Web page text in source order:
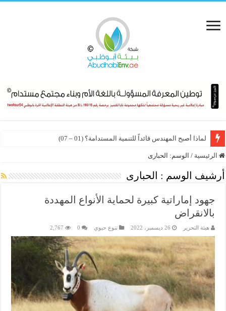
لماذا أصبح المهندس قائداً للتنمية المستدامة؟ (01 – 07)
الرئيسية / الوسم: الحبارى
أرشيف الوسم : الحبارى
جهود إماراتية كبيرة لحماية الأنواع المهددة
بالانقراض
هيئة التحرير 26 ديسمبر، 2022 تنوع حيوي 0
2,767